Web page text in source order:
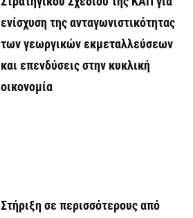
ενίσχυση της ανταγωνιστικότητας
των γεωργικών εκμεταλλεύσεων
και επενδύσεις στην κυκλική
οικονομία
Στήριξη σε περισσότερους από